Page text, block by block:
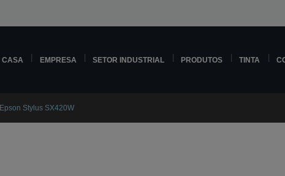
CASA EMPRESA SETOR INDUSTRIAL PRODUTOS TINTA
Epson Stylus SX420W